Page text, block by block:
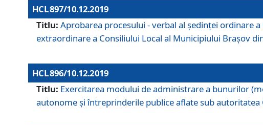
HCL 897/10.12.2019
Titlu: Aprobarea procesului - verbal al şedinţei ordinare
extraordinare a Consiliului Local al Municipiului Brașov
HCL 896/10.12.2019
Titlu: Exercitarea modului de administrare a bunurilor
autonome și întreprinderile publice aflate sub autoritatea